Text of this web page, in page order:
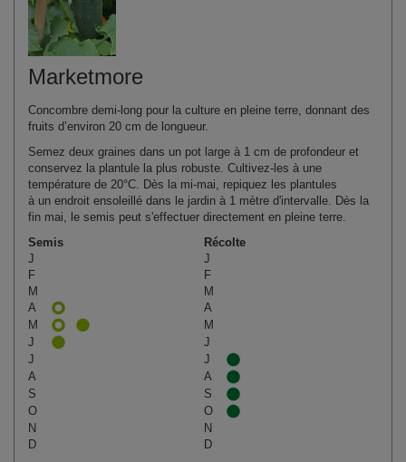
Marketmore
Concombre demi-long pour la culture en pleine terre, donnant des
fruits d’environ 20 cm de longueur.
Semez deux graines dans un pot large à 1 cm de profondeur et
conservez la plantule la plus robuste. Cultivez‑les à une
température de 20°C. Dès la mi‑mai, repiquez les plantules
à un endroit ensoleillé dans le jardin à 1 mètre d'intervalle. Dès la
fin mai, le semis peut s'effectuer directement en pleine terre.
Semis
Récolte
J
J
F
F
M
M
A
A
M
M
J
J
J
J
A
A
S
S
O
O
N
N
D
D